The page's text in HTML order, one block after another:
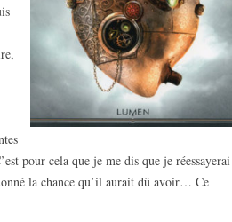
pour cela que je me dis que je réessayerai
la chance qu’il aurait dû avoir… Ce